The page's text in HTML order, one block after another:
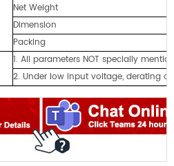
Net Weight
Dimension
Packing
1. All parameters NOT specially
2. Under low input voltage, derating